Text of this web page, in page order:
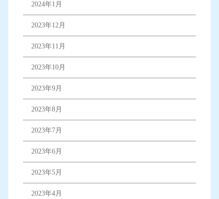
2024年1月
2023年12月
2023年11月
2023年10月
2023年9月
2023年8月
2023年7月
2023年6月
2023年5月
2023年4月